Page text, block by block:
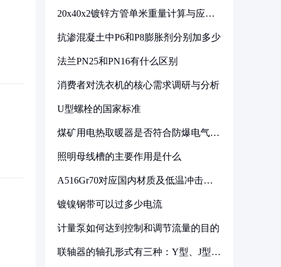
20x40x2镀锌方管单米重量计算与应用
抗渗混凝土中P6和P8膨胀剂分别加多少
法兰PN25和PN16有什么区别
消费者对洗衣机的核心需求调研与分析
U型螺栓的国家标准
煤矿用电热取暖器是否符合防爆电气设
照明母线槽的主要作用是什么
A516Gr70对应国内材质及低温冲击要
镀镍钢带可以过多少电流
计量泵如何达到控制和调节流量的目的
联轴器的轴孔形式有三种：Y型、J型、